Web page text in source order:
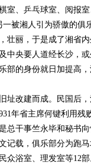
室、乒乓球室、阅报
一被湘人引为骄傲的
壮丽，于是成了湘省
中央要人道经长沙，
部的身份就日加提高
址改建而成。民国后
年省主席何键利用
总干事竺永毕和秘书
记载，俱乐部分为跑
众浴室、理发室等12